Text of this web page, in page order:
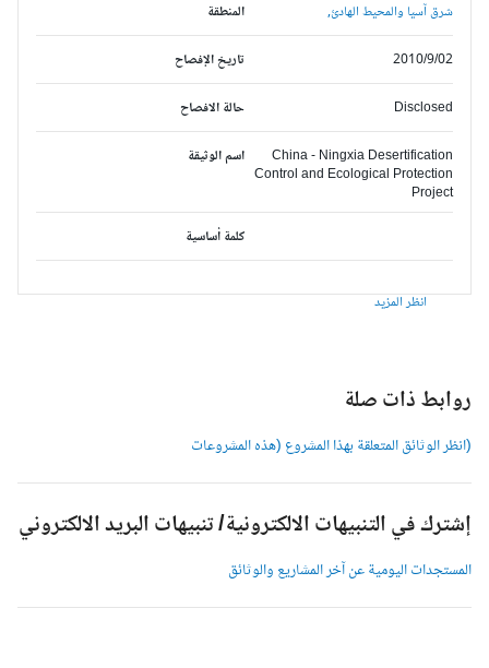
المنطقة شرق آسيا والمحيط الهادئ,
تاريخ الإفصاح 2010/9/02
حالة الافصاح Disclosed
اسم الوثيقة
China - Ningxia Desertification
Control and Ecological Protection
Project
كلمة أساسية
انظر المزيد
روابط ذات صلة
(انظر الوثائق المتعلقة بهذا المشروع (هذه المشروعات
إشترك في التنبيهات الالكترونية/ تنبيهات البريد الالكتروني
المستجدات اليومية عن آخر المشاريع والوثائق